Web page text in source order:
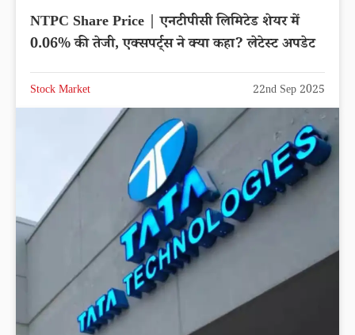
NTPC Share Price | एनटीपीसी लिमिटेड शेयर में
0.06% की तेजी, एक्सपर्ट्स ने क्या कहा? लेटेस्ट अपडेट
Stock Market 22nd Sep 2025